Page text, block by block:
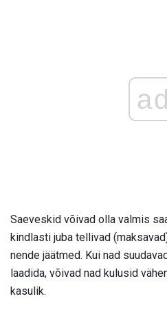
ad
Saeveskid võivad olla valmis
kindlasti juba tellivad
nende jäätmed. Kui nad
laadida, võivad nad kulusid
kasulik.